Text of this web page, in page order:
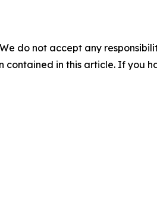
do not accept any
in this article. If you